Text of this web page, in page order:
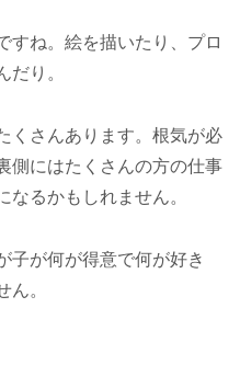
すね。絵を描いたり、プロ
だり。
くさんあります。根気が必
側にはたくさんの方の仕事
なるかもしれません。
子が何が得意で何が好き
ん。